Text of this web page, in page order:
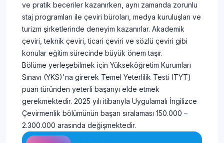
ve pratik beceriler kazanırken, aynı zamanda zorunlu
staj programları ile çeviri büroları, medya kuruluşları ve
turizm şirketlerinde deneyim kazanırlar. Akademik
çeviri, teknik çeviri, ticari çeviri ve sözlü çeviri gibi
konular eğitim sürecinde büyük önem taşır.
Bölüme yerleşebilmek için Yükseköğretim Kurumları
Sınavı (YKS)'na girerek Temel Yeterlilik Testi (TYT)
puan türünden yeterli başarıyı elde etmek
gerekmektedir. 2025 yılı itibarıyla Uygulamalı İngilizce
Çevirmenlik bölümünün başarı sıralaması 150.000 –
2.300.000 arasında değişmektedir.